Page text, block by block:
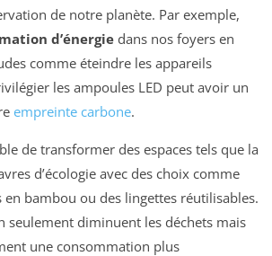
de notre planète. Par exemple,
d’énergie dans nos foyers en
comme éteindre les appareils
les ampoules LED peut avoir un
empreinte carbone.
de transformer des espaces tels que la
d’écologie avec des choix comme
en bambou ou des lingettes réutilisables.
seulement diminuent les déchets mais
une consommation plus